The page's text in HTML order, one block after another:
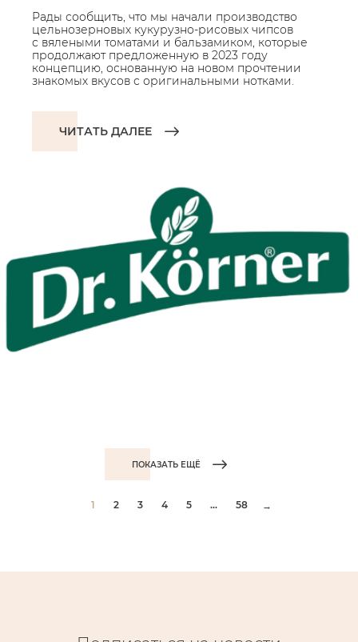
Рады сообщить, что мы начали производство
цельнозерновых кукурузно-рисовых чипсов
с вялеными томатами и бальзамиком, которые
продолжают предложенную в 2023 году
концепцию, основанную на новом прочтении
знакомых вкусов с оригинальными нотками.
ЧИТАТЬ ДАЛЕЕ
ПОКАЗАТЬ ЕЩЁ
1 2 3 4 5 ... 58 →